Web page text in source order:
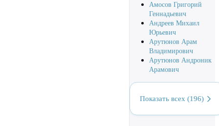
Амосов Григорий
Геннадьевич
Андреев Михаил
Юрьевич
Арутюнов Арам
Владимирович
Арутюнов Андроник
Арамович
Показать всех (196)